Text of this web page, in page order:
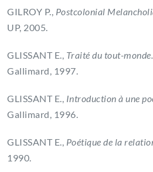
GILROY P., Postcolonial
UP, 2005.
GLISSANT E., Traité du tout-
Gallimard, 1997.
GLISSANT E., Introduction à une
Gallimard, 1996.
GLISSANT E., Poétique de la
1990.